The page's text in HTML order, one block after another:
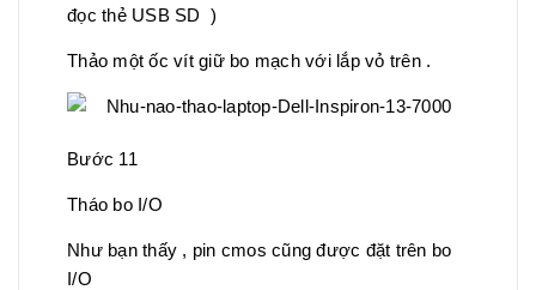
đọc thẻ USB SD )
Thảo một ốc vít giữ bo mạch với lắp vỏ trên .
Bước 11
Tháo bo I/O
Như bạn thấy , pin cmos cũng được đặt trên bo
I/O